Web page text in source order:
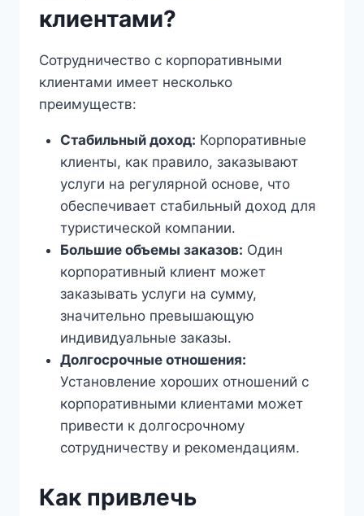
клиентами?
Сотрудничество с корпоративными
клиентами имеет несколько
преимуществ:
Стабильный доход: Корпоративные
клиенты, как правило, заказывают
услуги на регулярной основе, что
обеспечивает стабильный доход для
туристической компании.
Большие объемы заказов: Один
корпоративный клиент может
заказывать услуги на сумму,
значительно превышающую
индивидуальные заказы.
Долгосрочные отношения:
Установление хороших отношений с
корпоративными клиентами может
привести к долгосрочному
сотрудничеству и рекомендациям.
Как привлечь